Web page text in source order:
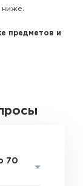
ниже.
предметов и
70